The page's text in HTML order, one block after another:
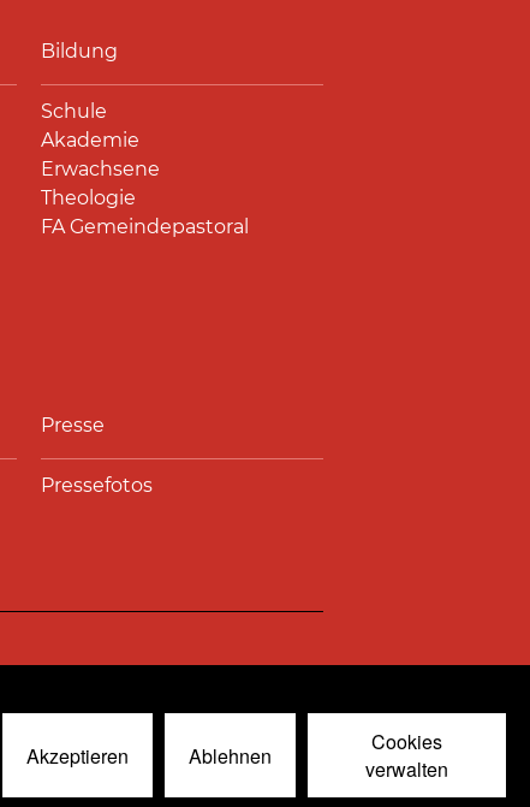
Akzeptieren Ablehnen
Cookies
verwalten
Bildung
Schule
Akademie
Erwachsene
Theologie
FA Gemeindepastoral
Presse
Pressefotos